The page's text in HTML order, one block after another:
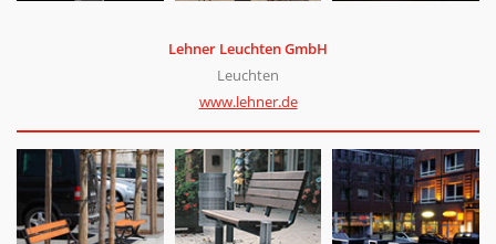
Lehn­er Leucht­en GmbH
Leucht­en
www.lehner.de